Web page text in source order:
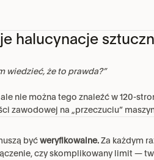
halucynacje
wiedzieć, że to prawda?”
nie można tego znaleźć w 120-
zawodowej na „przeczuciu”
być weryfikowalne. Za każdym
czy skomplikowany limit —